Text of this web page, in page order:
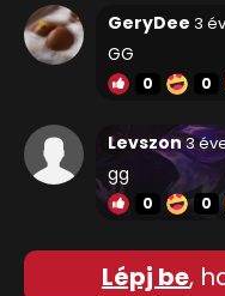
GeryDee 3
GG
0 0
Levszon3
gg
0 0
Lépj be,